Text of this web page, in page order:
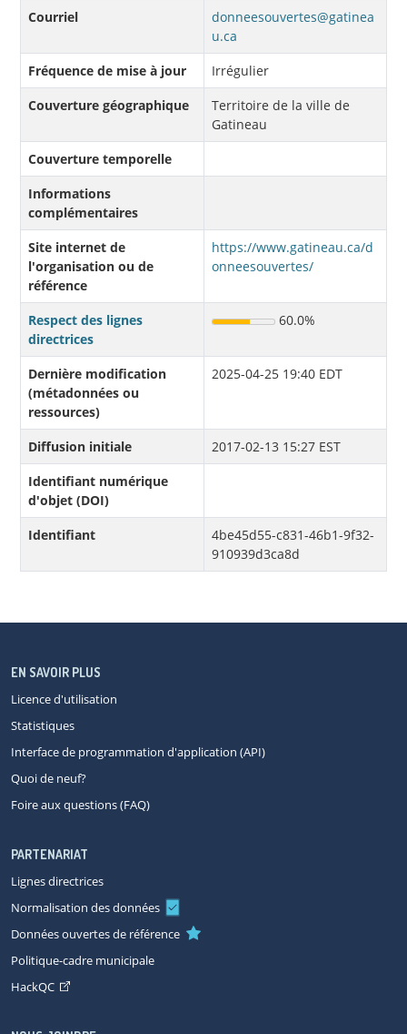
Courriel
donneesouvertes@gatinea
u.ca
Fréquence de mise à jour
Irrégulier
Couverture géographique
Territoire de la ville de
Gatineau
Couverture temporelle
Informations
complémentaires
Site internet de
l'organisation ou de
référence
https://www.gatineau.ca/d
onneesouvertes/
Respect des lignes
directrices
60.0%
Dernière modification
(métadonnées ou
ressources)
2025-04-25 19:40 EDT
Diffusion initiale
2017-02-13 15:27 EST
Identifiant numérique
d'objet (DOI)
Identifiant
4be45d55-c831-46b1-9f32-
910939d3ca8d
EN SAVOIR PLUS
Licence d'utilisation
Statistiques
Interface de programmation d'application (API)
Quoi de neuf?
Foire aux questions (FAQ)
PARTENARIAT
Lignes directrices
Normalisation des données
Données ouvertes de référence
Politique-cadre municipale
HackQC